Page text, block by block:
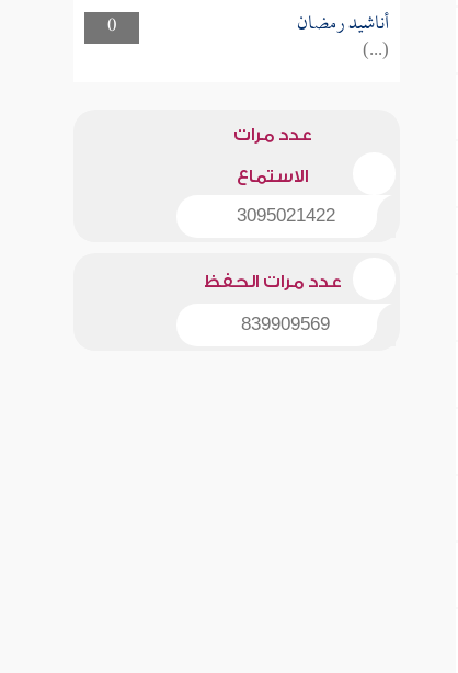
0
أناشيد رمضان
(...)
عدد مرات
الاستماع
3095021422
عدد مرات الحفظ
839909569